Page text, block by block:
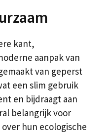
kant,
aanpak van
van geperst
een slim gebruik
en bijdraagt aan
belangrijk voor
hun ecologische